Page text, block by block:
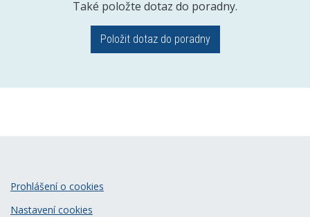
Také položte dotaz do poradny.
Položit dotaz do poradny
Prohlášení o cookies
Nastavení cookies